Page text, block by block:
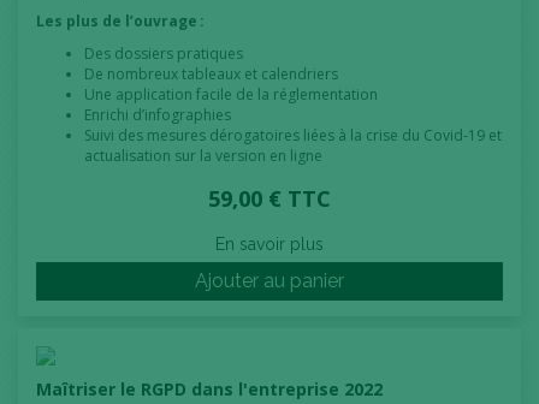
Les plus de l’ouvrage :
Des dossiers pratiques
De nombreux tableaux et calendriers
Une application facile de la réglementation
Enrichi d’infographies
Suivi des mesures dérogatoires liées à la crise du Covid-19 et
actualisation sur la version en ligne
59,00 € TTC
En savoir plus
Ajouter au panier
Maîtriser le RGPD dans l'entreprise 2022